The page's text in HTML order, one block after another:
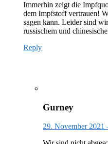
Immerhin zeigt die
dem Impfstoff vertrauen!
sagen kann. Leider sind
russischem und
Reply
Gurney
29. November 2021